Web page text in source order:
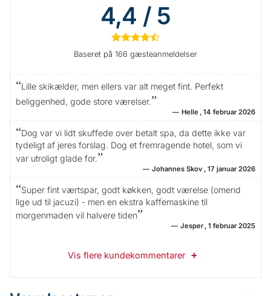
4,4 / 5
★★★★
Baseret på 166 gæsteanmeldelser
Lille skikælder, men ellers var alt meget fint. Perfekt
beliggenhed, gode store værelser.
Helle 14 februar 2026
Dog var vi lidt skuffede over betalt spa, da dette ikke var
tydeligt af jeres forslag. Dog et fremragende hotel, som vi
var utroligt glade for.
Johannes Skov 17 januar 2026
Super fint værtspar, godt køkken, godt værelse (omend
lige ud til jacuzi) - men en ekstra kaffemaskine til
morgenmaden vil halvere tiden
Jesper 1 februar 2025
Vis flere kundekommentarer